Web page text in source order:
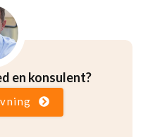
en konsulent?